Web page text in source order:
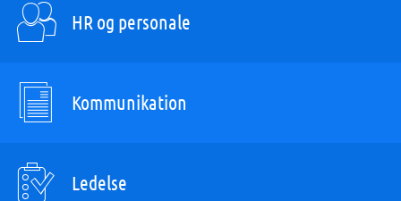
HR og personale
Kommunikation
Ledelse